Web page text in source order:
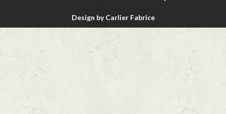
Design by Carlier Fabrice